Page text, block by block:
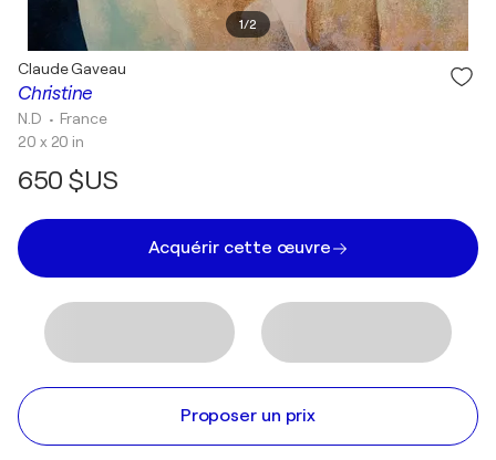
1/2
Christine
Claude Gaveau
N.D • France
20 x 20 in
650 $US
Acquérir cette œuvre
Proposer un prix